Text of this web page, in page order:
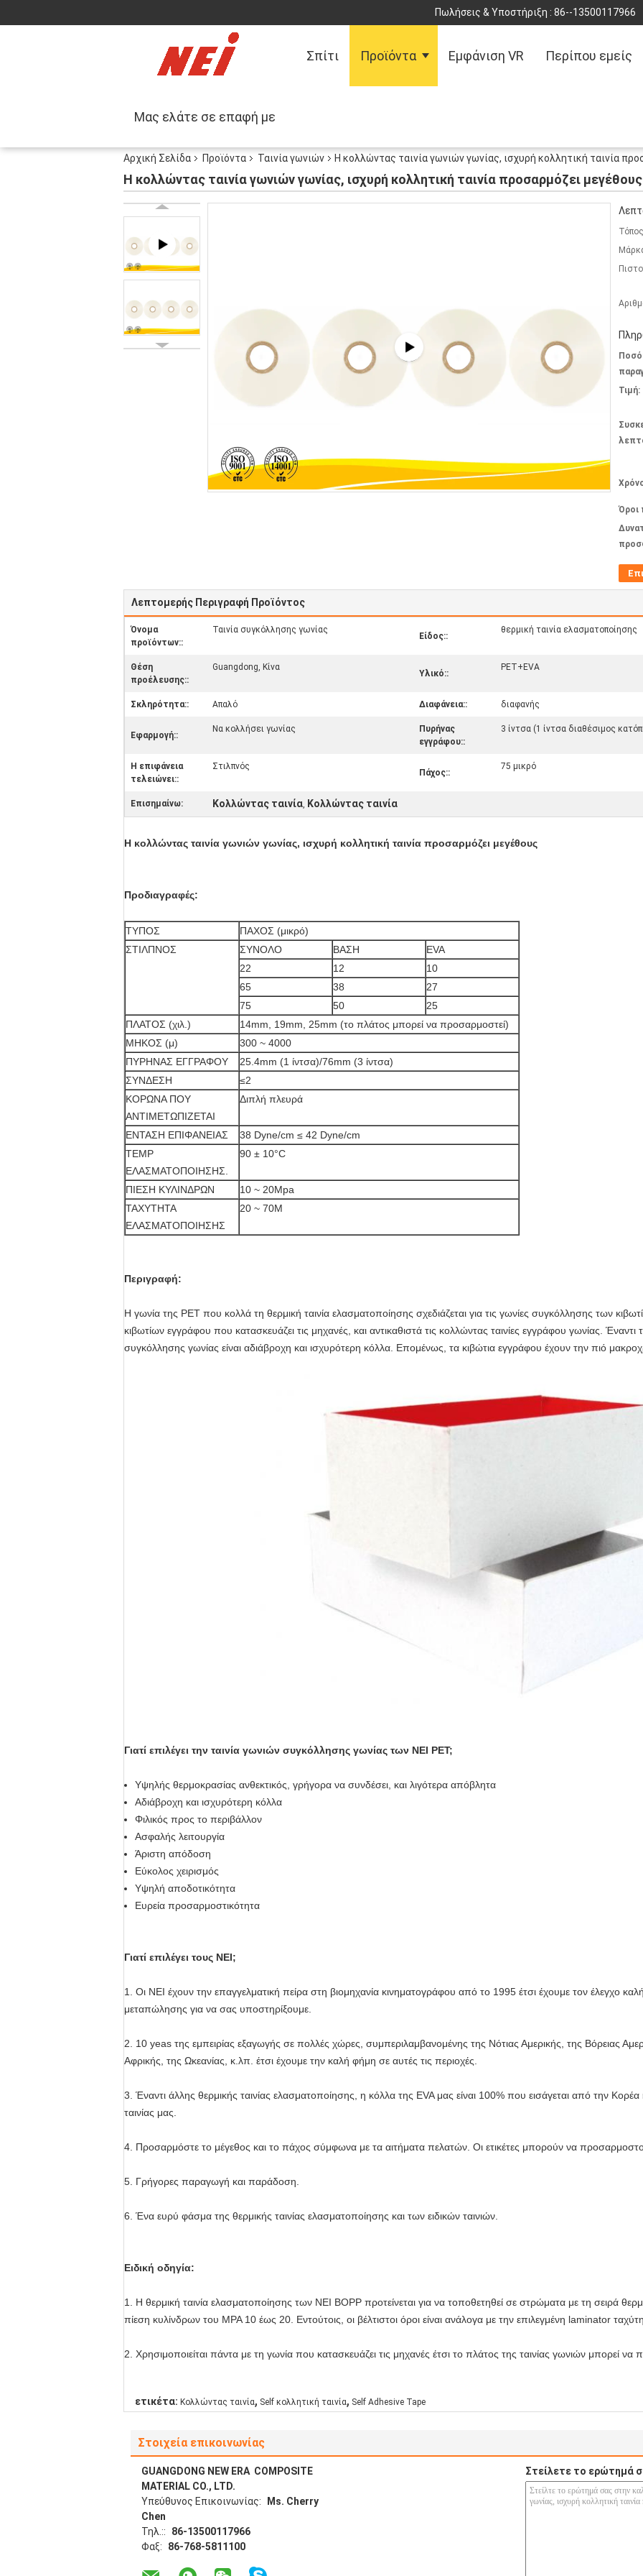
Πωλήσεις & Υποστήριξη : 86--13500117966
Σπίτι Προϊόντα Εμφάνιση VR Περίπου εμείς
Μας ελάτε σε επαφή με
Αρχική Σελίδα Προϊόντα Ταινία γωνιών Η κολλώντας ταινία γωνιών γωνίας, ισχυρή κολλητική ταινία
Η κολλώντας ταινία γωνιών γωνίας, ισχυρή κολλητική ταινία προσαρμόζει μεγέθους
Τιμή:
Όροι
Λεπτομερής Περιγραφή Προϊόντος
Όνομα
προϊόντων::
Ταινία συγκόλλησης γωνίας
Είδος::
θερμική ταινία ελασματοποίησης
Θέση
προέλευσης::
Guangdong, Κίνα
Υλικό::
PET+EVA
Σκληρότητα:: Απαλό Διαφάνεια:: διαφανής
Εφαρμογή::
Να κολλήσει γωνίας
Πυρήνας
εγγράφου::
3 ίντσα (1 ίντσα διαθέσιμος
Η επιφάνεια
τελειώνει::
Στιλπνός
Πάχος::
75 μικρό
Επισημαίνω: Κολλώντας ταινία, Κολλώντας ταινία
Η κολλώντας ταινία γωνιών γωνίας, ισχυρή κολλητική ταινία προσαρμόζει μεγέθους
Προδιαγραφές:
ΤΥΠΟΣ
ΠΑΧΟΣ (μικρό)
ΣΤΙΛΠΝΟΣ
ΣΥΝΟΛΟ ΒΑΣΗ
EVA
22
12
10
65
38
27
75
50
25
ΠΛΑΤΟΣ (χιλ.)
14mm, 19mm, 25mm (το πλάτος μπορεί να προσαρμοστεί)
ΜΗΚΟΣ (μ)
300 ~ 4000
ΠΥΡΗΝΑΣ ΕΓΓΡΑΦΟΥ
25.4mm (1 ίντσα)/76mm (3 ίντσα)
ΣΥΝΔΕΣΗ
≤2
ΚΟΡΩΝΑ ΠΟΥ
ΑΝΤΙΜΕΤΩΠΙΖΕΤΑΙ
Διπλή πλευρά
ΕΝΤΑΣΗ ΕΠΙΦΑΝΕΙΑΣ
38 Dyne/cm ≤ 42 Dyne/cm
TEMP
ΕΛΑΣΜΑΤΟΠΟΙΗΣΗΣ.
90 ± 10°C
ΠΙΕΣΗ ΚΥΛΙΝΔΡΩΝ
10 ~ 20Mpa
ΤΑΧΥΤΗΤΑ
ΕΛΑΣΜΑΤΟΠΟΙΗΣΗΣ
20 ~ 70M
Περιγραφή:
Η γωνία της PET που κολλά τη θερμική ταινία ελασματοποίησης σχεδιάζεται για τις γωνίες συγκόλλησης των
κιβωτίων εγγράφου που κατασκευάζει τις μηχανές, και αντικαθιστά τις κολλώντας ταινίες εγγράφου γωνίας.
συγκόλλησης γωνίας είναι αδιάβροχη και ισχυρότερη κόλλα. Επομένως, τα κιβώτια εγγράφου έχουν την πιό
Γιατί επιλέγει την ταινία γωνιών συγκόλλησης γωνίας των NEI PET;
Υψηλής θερμοκρασίας ανθεκτικός, γρήγορα να συνδέσει, και λιγότερα απόβλητα
Αδιάβροχη και ισχυρότερη κόλλα
Φιλικός προς το περιβάλλον
Ασφαλής λειτουργία
Άριστη απόδοση
Εύκολος χειρισμός
Υψηλή αποδοτικότητα
Ευρεία προσαρμοστικότητα
Γιατί επιλέγει τους NEI;
1. Οι NEI έχουν την επαγγελματική πείρα στη βιομηχανία κινηματογράφου από το 1995 έτσι έχουμε τον έλεγχο
μεταπώλησης για να σας υποστηρίξουμε.
2. 10 yeas της εμπειρίας εξαγωγής σε πολλές χώρες, συμπεριλαμβανομένης της Νότιας Αμερικής, της Βόρειας
Αφρικής, της Ωκεανίας, κ.λπ. έτσι έχουμε την καλή φήμη σε αυτές τις περιοχές.
3. Έναντι άλλης θερμικής ταινίας ελασματοποίησης, η κόλλα της EVA μας είναι 100% που εισάγεται από την Κορέα
ταινίας μας.
4. Προσαρμόστε το μέγεθος και το πάχος σύμφωνα με τα αιτήματα πελατών. Οι ετικέτες μπορούν να
5. Γρήγορες παραγωγή και παράδοση.
6. Ένα ευρύ φάσμα της θερμικής ταινίας ελασματοποίησης και των ειδικών ταινιών.
Ειδική οδηγία:
1. Η θερμική ταινία ελασματοποίησης των NEI BOPP προτείνεται για να τοποθετηθεί σε στρώματα με τη σειρά
πίεση κυλίνδρων του MPA 10 έως 20. Εντούτοις, οι βέλτιστοι όροι είναι ανάλογα με την επιλεγμένη laminator
2. Χρησιμοποιείται πάντα με τη γωνία που κατασκευάζει τις μηχανές έτσι το πλάτος της ταινίας γωνιών μπορεί να
ετικέτα: Κολλώντας ταινία, Self κολλητική ταινία, Self Adhesive Tape
Στοιχεία επικοινωνίας
GUANGDONG NEW ERA COMPOSITE
MATERIAL CO., LTD.
Υπεύθυνος Επικοινωνίας:
Ms. Cherry
Chen
Τηλ.::
86-13500117966
Φαξ:
86-768-5811100
Στείλετε το ερώτημά